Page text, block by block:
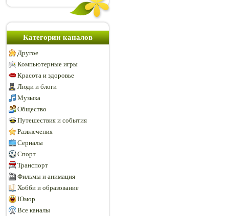
Категории каналов
Другое
Компьютерные игры
Красота и здоровье
Люди и блоги
Музыка
Общество
Путешествия и события
Развлечения
Сериалы
Спорт
Транспорт
Фильмы и анимация
Хобби и образование
Юмор
Все каналы